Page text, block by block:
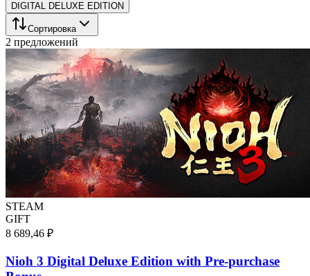
DIGITAL DELUXE EDITION
Сортировка
2 предложений
STEAM
GIFT
8 689,46 ₽
Nioh 3 Digital Deluxe Edition with Pre-purchase